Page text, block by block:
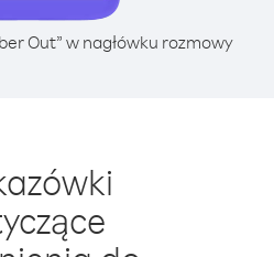
Out” w nagłówku rozmowy